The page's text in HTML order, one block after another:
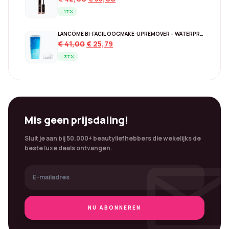
- 17%
LANCÔME BI-FACIL OOGMAKE-UPREMOVER – WATERPROOF 125 ML
€41,00Original
€ 25,79
- 37%
Mis geen prijsdaling!
Sluit je aan bij 50.000+ beautyliefhebbers die wekelijks de
beste luxe deals ontvangen.
NU ABONNEREN